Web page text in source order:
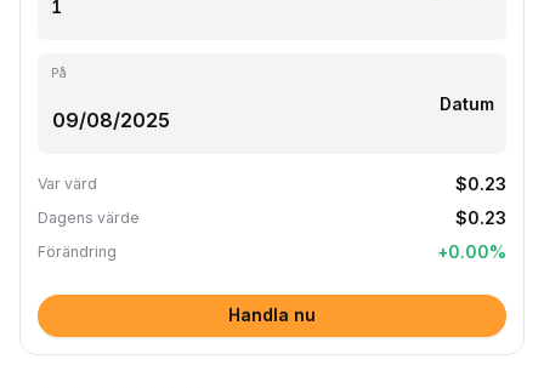
På
Datum
Var värd $0.23
Dagens värde $0.23
Förändring +0.00%
Handla nu